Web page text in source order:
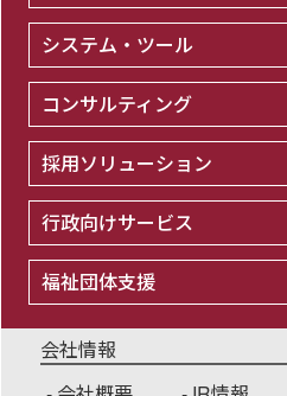
システム・ツール
コンサルティング
採用ソリューション
行政向けサービス
福祉団体支援
会社情報